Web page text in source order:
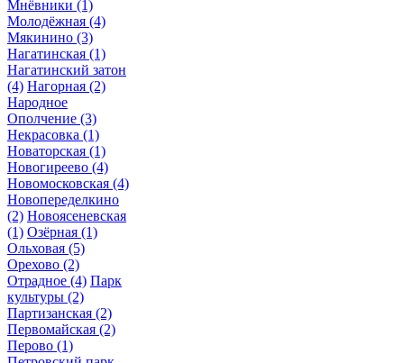
Мнёвники (1)
Молодёжная (4)
Мякинино (3)
Нагатинская (1)
Нагатинский затон
(4) Нагорная (2)
Народное
Ополчение (3)
Некрасовка (1)
Новаторская (1)
Новогиреево (4)
Новомосковская (4)
Новопеределкино
(2) Новоясеневская
(1) Озёрная (1)
Ольховая (5)
Орехово (2)
Отрадное (4) Парк
культуры (2)
Партизанская (2)
Первомайская (2)
Перово (1)